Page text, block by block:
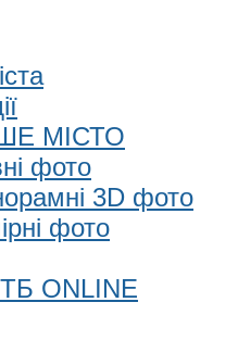
МІСТО
фото
3D фото
фото
ТБ ONLINE